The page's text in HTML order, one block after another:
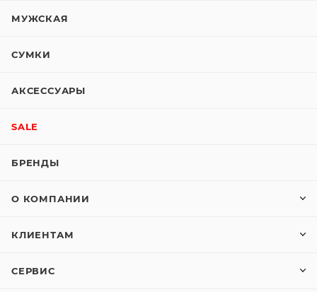
МУЖСКАЯ
СУМКИ
АКСЕССУАРЫ
SALE
БРЕНДЫ
О КОМПАНИИ
КЛИЕНТАМ
СЕРВИС